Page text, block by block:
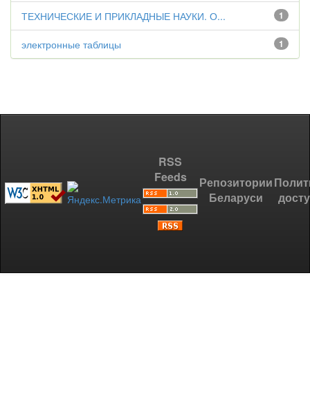
1
ТЕХНИЧЕСКИЕ И ПРИКЛАДНЫЕ НАУКИ. О...
1
электронные таблицы
RSS
Feeds
Репозитории
Беларуси